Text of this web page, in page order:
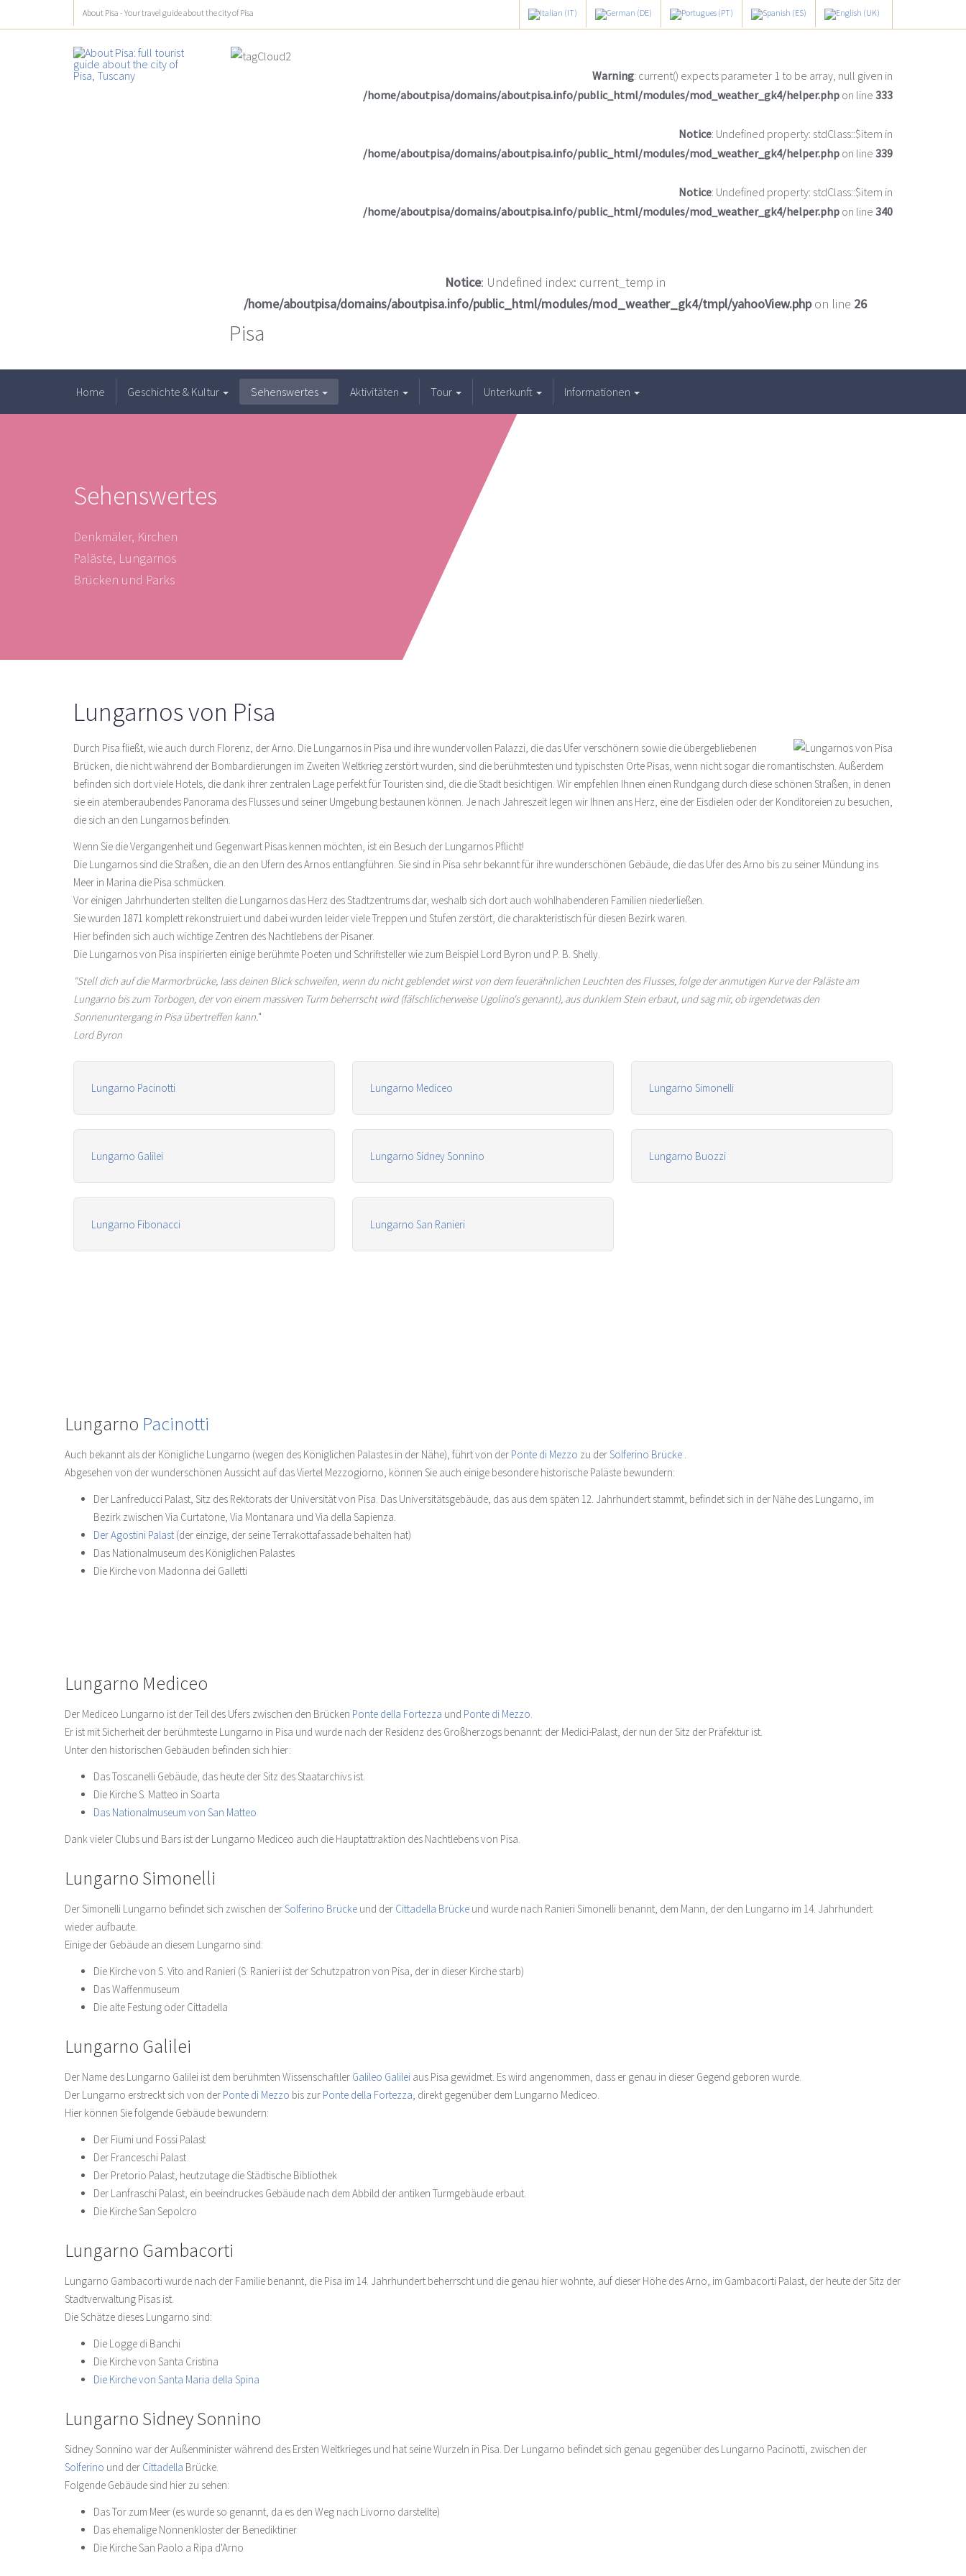
About Pisa - Your travel guide about the city of Pisa
Warning: current() expects parameter 1 to be array, null given in
/home/aboutpisa/domains/aboutpisa.info/public_html/modules/mod_weather_gk4/helper.php on line 333
Notice: Undefined property: stdClass::$item in
/home/aboutpisa/domains/aboutpisa.info/public_html/modules/mod_weather_gk4/helper.php on line 339
Notice: Undefined property: stdClass::$item in
/home/aboutpisa/domains/aboutpisa.info/public_html/modules/mod_weather_gk4/helper.php on line 340
Notice: Undefined index: current_temp in
/home/aboutpisa/domains/aboutpisa.info/public_html/modules/mod_weather_gk4/tmpl/yahooView.phpon line 26
Pisa
Home Geschichte & Kultur Sehenswertes Aktivitäten Tour Unterkunft Informationen
Sehenswertes
Denkmäler, Kirchen
Paläste, Lungarnos
Brücken und Parks
Lungarnos von Pisa
Durch Pisa fließt, wie auch durch Florenz, der Arno. Die Lungarnos in Pisa und ihre wundervollen Palazzi, die das Ufer verschönern sowie die übergebliebenen
Brücken, die nicht während der Bombardierungen im Zweiten Weltkrieg zerstört wurden, sind die berühmtesten und typischsten Orte Pisas, wenn nicht sogar die romantischsten. Außerdem
befinden sich dort viele Hotels, die dank ihrer zentralen Lage perfekt für Touristen sind, die die Stadt besichtigen. Wir empfehlen Ihnen einen Rundgang durch diese schönen Straßen, in denen
sie ein atemberaubendes Panorama des Flusses und seiner Umgebung bestaunen können. Je nach Jahreszeit legen wir Ihnen ans Herz, eine der Eisdielen oder der Konditoreien zu besuchen,
die sich an den Lungarnos befinden.
Wenn Sie die Vergangenheit und Gegenwart Pisas kennen möchten, ist ein Besuch der Lungarnos Pflicht!
Die Lungarnos sind die Straßen, die an den Ufern des Arnos entlangführen. Sie sind in Pisa sehr bekannt für ihre wunderschönen Gebäude, die das Ufer des Arno bis zu seiner Mündung ins
Meer in Marina die Pisa schmücken.
Vor einigen Jahrhunderten stellten die Lungarnos das Herz des Stadtzentrums dar, weshalb sich dort auch wohlhabenderen Familien niederließen.
Sie wurden 1871 komplett rekonstruiert und dabei wurden leider viele Treppen und Stufen zerstört, die charakteristisch für diesen Bezirk waren.
Hier befinden sich auch wichtige Zentren des Nachtlebens der Pisaner.
Die Lungarnos von Pisa inspirierten einige berühmte Poeten und Schriftsteller wie zum Beispiel Lord Byron und P. B. Shelly.
"Stell dich auf die Marmorbrücke, lass deinen Blick schweifen, wenn du nicht geblendet wirst von dem feuerähnlichen Leuchten des Flusses, folge der anmutigen Kurve der Paläste am
Lungarno bis zum Torbogen, der von einem massiven Turm beherrscht wird (fälschlicherweise Ugolino's genannt), aus dunklem Stein erbaut, und sag mir, ob irgendetwas den
Sonnenuntergang in Pisa übertreffen kann. "
Lord Byron
Lungarno Pacinotti Lungarno Mediceo Lungarno Simonelli
Lungarno Galilei Lungarno Sidney Sonnino Lungarno Buozzi
Lungarno Fibonacci Lungarno San Ranieri
Lungarno Pacinotti
Auch bekannt als der Königliche Lungarno (wegen des Königlichen Palastes in der Nähe), führt von der Ponte di Mezzo zu derSolferino Brücke
Abgesehen von der wunderschönen Aussicht auf das Viertel Mezzogiorno, können Sie auch einige besondere historische Paläste bewundern:
Der Lanfreducci Palast, Sitz des Rektorats der Universität von Pisa. Das Universitätsgebäude, das aus dem späten 12. Jahrhundert stammt, befindet sich in der Nähe des Lungarno, im
Bezirk zwischen Via Curtatone, Via Montanara und Via della Sapienza.
Der Agostini Palast (der einzige, der seine Terrakottafassade behalten hat)
Das Nationalmuseum des Königlichen Palastes
Die Kirche von Madonna dei Galletti
Lungarno Mediceo
Der Mediceo Lungarno ist der Teil des Ufers zwischen den Brücken Ponte della Fortezza und Ponte di Mezzo
Er ist mit Sicherheit der berühmteste Lungarno in Pisa und wurde nach der Residenz des Großherzogs benannt: der Medici-Palast, der nun der Sitz der Präfektur ist.
Unter den historischen Gebäuden befinden sich hier:
Das Toscanelli Gebäude, das heute der Sitz des Staatarchivs ist.
Die Kirche S. Matteo in Soarta
Das Nationalmuseum von San Matteo
Dank vieler Clubs und Bars ist der Lungarno Mediceo auch die Hauptattraktion des Nachtlebens von Pisa.
Lungarno Simonelli
Der Simonelli Lungarno befindet sich zwischen derSolferino Brücke und der Cittadella Brücke und wurde nach Ranieri Simonelli benannt, dem Mann, der den Lungarno im 14. Jahrhundert
wieder aufbaute.
Einige der Gebäude an diesem Lungarno sind:
Die Kirche von S. Vito and Ranieri (S. Ranieri ist der Schutzpatron von Pisa, der in dieser Kirche starb)
Das Waffenmuseum
Die alte Festung oder Cittadella
Lungarno Galilei
Der Name des Lungarno Galilei ist dem berühmten Wissenschaftler Galileo Galilei aus Pisa gewidmet. Es wird angenommen, dass er genau in dieser Gegend geboren wurde.
Der Lungarno erstreckt sich von der Ponte di Mezzo bis zur Ponte della Fortezza , direkt gegenüber dem Lungarno Mediceo.
Hier können Sie folgende Gebäude bewundern:
Der Fiumi und Fossi Palast
Der Franceschi Palast
Der Pretorio Palast, heutzutage die Städtische Bibliothek
Der Lanfraschi Palast, ein beeindruckes Gebäude nach dem Abbild der antiken Turmgebäude erbaut.
Die Kirche San Sepolcro
Lungarno Gambacorti
Lungarno Gambacorti wurde nach der Familie benannt, die Pisa im 14. Jahrhundert beherrscht und die genau hier wohnte, auf dieser Höhe des Arno, im Gambacorti Palast, der heute der Sitz der
Stadtverwaltung Pisas ist.
Die Schätze dieses Lungarno sind:
Die Logge di Banchi
Die Kirche von Santa Cristina
Die Kirche von Santa Maria della Spina
Lungarno Sidney Sonnino
Sidney Sonnino war der Außenminister während des Ersten Weltkrieges und hat seine Wurzeln in Pisa. Der Lungarno befindet sich genau gegenüber des Lungarno Pacinotti, zwischen der
Solferino und der Cittadella Brücke.
Folgende Gebäude sind hier zu sehen:
Das Tor zum Meer (es wurde so genannt, da es den Weg nach Livorno darstellte)
Das ehemalige Nonnenkloster der Benediktiner
Die Kirche San Paolo a Ripa d'Arno